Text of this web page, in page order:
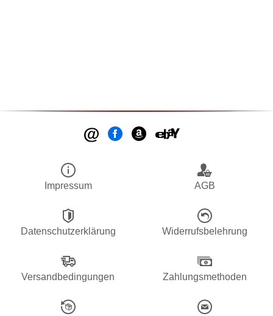
Impressum AGB
Datenschutzerklärung Widerrufsbelehrung
Versandbedingungen Zahlungsmethoden